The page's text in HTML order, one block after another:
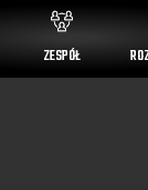
ZESPÓŁ